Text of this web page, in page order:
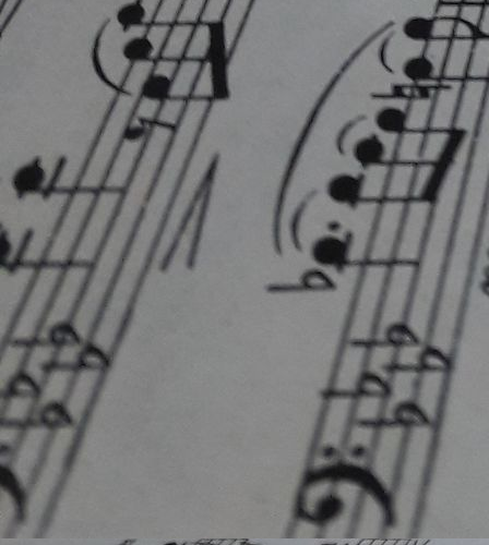
WhatsApp Image 2025-12-11 at 15.12.05